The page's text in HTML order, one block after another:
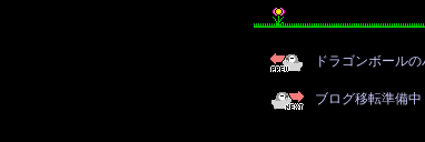
ドラゴンボール
ブログ移転準備中